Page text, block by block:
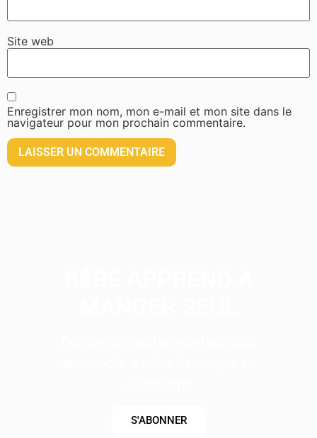
Site web
Enregistrer mon nom, mon e-mail et mon site dans le
navigateur pour mon prochain commentaire.
S'ABONNER